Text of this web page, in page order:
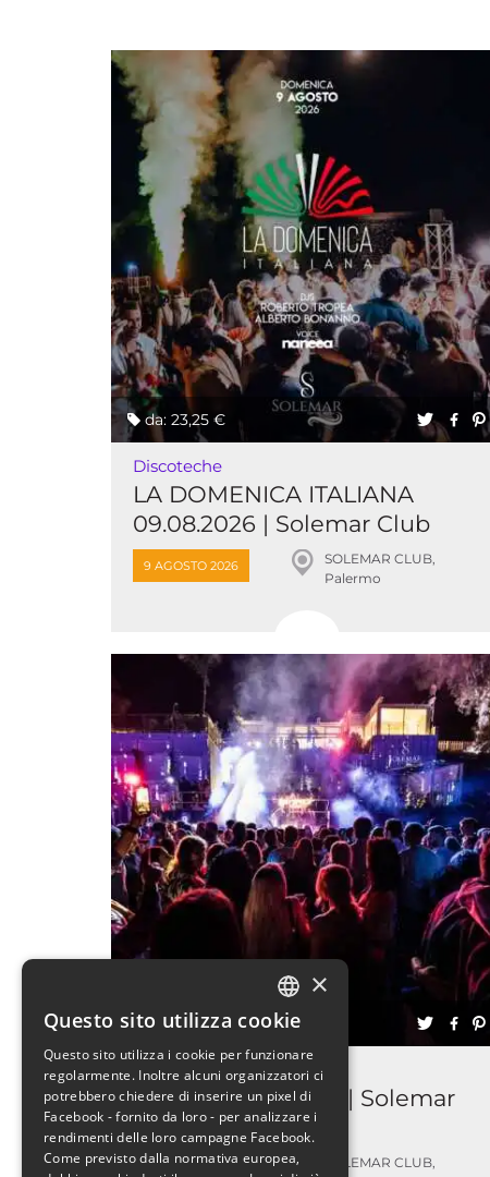
da: 23,25 €
Discoteche
LA DOMENICA ITALIANA
09.08.2026 | Solemar Club
9 AGOSTO 2026
SOLEMAR CLUB,
Palermo
Discoteche
Giovedì 13.08.2026 | Solemar
Club
SOLEMAR CLUB,
ITALIAN
ENGLISH
×
Questo sito utilizza cookie
Questo sito utilizza i cookie per funzionare
regolarmente. Inoltre alcuni organizzatori ci
potrebbero chiedere di inserire un pixel di
Facebook - fornito da loro - per analizzare i
rendimenti delle loro campagne Facebook.
Come previsto dalla normativa europea,